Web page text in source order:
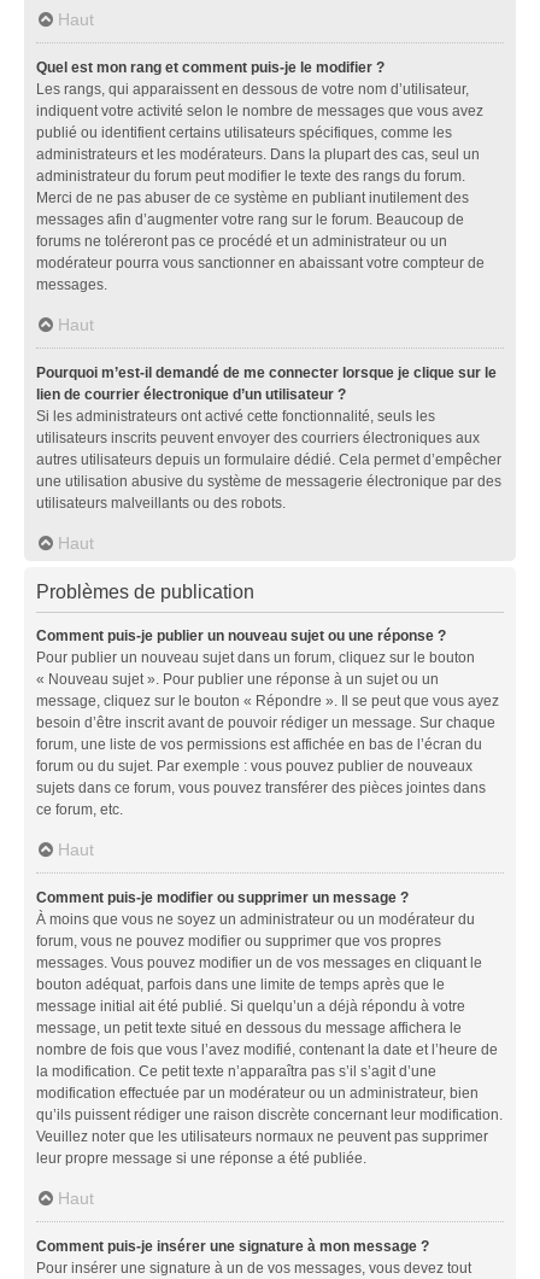
Haut
Quel est mon rang et comment puis-je le modifier ?
Les rangs, qui apparaissent en dessous de votre nom d’utilisateur,
indiquent votre activité selon le nombre de messages que vous avez
publié ou identifient certains utilisateurs spécifiques, comme les
administrateurs et les modérateurs. Dans la plupart des cas, seul un
administrateur du forum peut modifier le texte des rangs du forum.
Merci de ne pas abuser de ce système en publiant inutilement des
messages afin d’augmenter votre rang sur le forum. Beaucoup de
forums ne toléreront pas ce procédé et un administrateur ou un
modérateur pourra vous sanctionner en abaissant votre compteur de
messages.
Haut
Pourquoi m’est-il demandé de me connecter lorsque je clique sur le
lien de courrier électronique d’un utilisateur ?
Si les administrateurs ont activé cette fonctionnalité, seuls les
utilisateurs inscrits peuvent envoyer des courriers électroniques aux
autres utilisateurs depuis un formulaire dédié. Cela permet d’empêcher
une utilisation abusive du système de messagerie électronique par des
utilisateurs malveillants ou des robots.
Haut
Problèmes de publication
Comment puis-je publier un nouveau sujet ou une réponse ?
Pour publier un nouveau sujet dans un forum, cliquez sur le bouton
« Nouveau sujet ». Pour publier une réponse à un sujet ou un
message, cliquez sur le bouton « Répondre ». Il se peut que vous ayez
besoin d’être inscrit avant de pouvoir rédiger un message. Sur chaque
forum, une liste de vos permissions est affichée en bas de l’écran du
forum ou du sujet. Par exemple : vous pouvez publier de nouveaux
sujets dans ce forum, vous pouvez transférer des pièces jointes dans
ce forum, etc.
Haut
Comment puis-je modifier ou supprimer un message ?
À moins que vous ne soyez un administrateur ou un modérateur du
forum, vous ne pouvez modifier ou supprimer que vos propres
messages. Vous pouvez modifier un de vos messages en cliquant le
bouton adéquat, parfois dans une limite de temps après que le
message initial ait été publié. Si quelqu’un a déjà répondu à votre
message, un petit texte situé en dessous du message affichera le
nombre de fois que vous l’avez modifié, contenant la date et l’heure de
la modification. Ce petit texte n’apparaîtra pas s’il s’agit d’une
modification effectuée par un modérateur ou un administrateur, bien
qu’ils puissent rédiger une raison discrète concernant leur modification.
Veuillez noter que les utilisateurs normaux ne peuvent pas supprimer
leur propre message si une réponse a été publiée.
Haut
Comment puis-je insérer une signature à mon message ?
Pour insérer une signature à un de vos messages, vous devez tout